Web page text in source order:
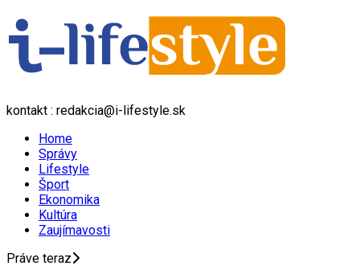
kontakt : redakcia@i-lifestyle.sk
Home
Správy
Lifestyle
Šport
Ekonomika
Kultúra
Zaujímavosti
Práve teraz